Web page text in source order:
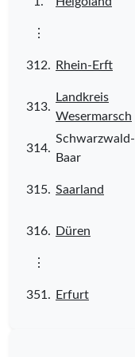
⋮
312. Rhein-Erft
313.
Landkreis
Wesermarsch
314.
Schwarzwald-
Baar
315. Saarland
316. Düren
⋮
351. Erfurt